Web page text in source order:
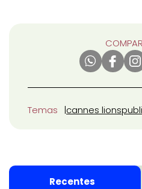
Temas cannes lions
Recentes